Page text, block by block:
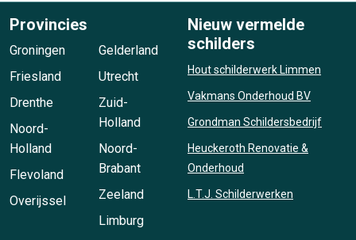
Provincies
Groningen
Friesland
Drenthe
Noord-
Holland
Flevoland
Overijssel
Gelderland
Utrecht
Zuid-
Holland
Noord-
Brabant
Zeeland
Limburg
Nieuw vermelde
schilders
Hout schilderwerk Limmen
Vakmans Onderhoud BV
Grondman Schildersbedrijf
Heuckeroth Renovatie &
Onderhoud
L.T.J. Schilderwerken